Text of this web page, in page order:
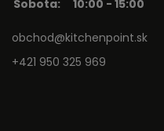
Sobota:
10:00 - 15:00
obchod@kitchenpoint.sk
+421 950 325 969